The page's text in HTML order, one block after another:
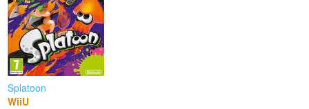
Splatoon
WiiU